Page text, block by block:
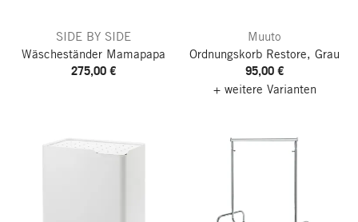
SIDE BY SIDE
Wäscheständer Mamapapa
275,00 €
Muuto
Ordnungskorb Restore, Grau
95,00 €
+ weitere Varianten